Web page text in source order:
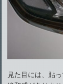
見た目には、貼